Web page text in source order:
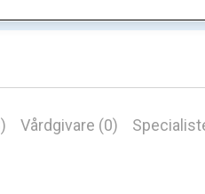
Vårdgivare (0)